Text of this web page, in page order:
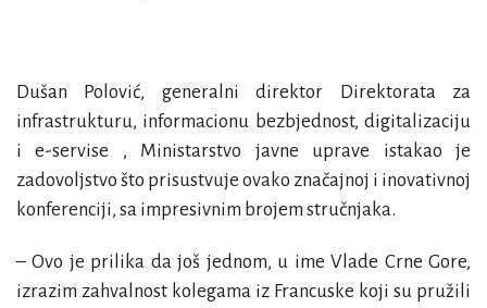
Dušan Polović, generalni direktor Direktorata za
infrastrukturu, informacionu bezbjednost, digitalizaciju
i e-servise , Ministarstvo javne uprave istakao je
zadovoljstvo što prisustvuje ovako značajnoj i inovativnoj
konferenciji, sa impresivnim brojem stručnjaka.
– Ovo je prilika da još jednom, u ime Vlade Crne Gore,
izrazim zahvalnost kolegama iz Francuske koji su pružili